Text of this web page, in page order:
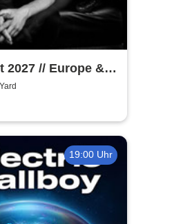
2027 // Europe &
Pestilence,
Thus and DVRK
19:00 Uhr